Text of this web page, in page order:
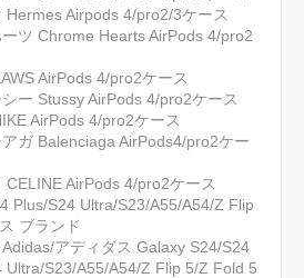
Hermes Airpods 4/pro2/3ケース
ーツ Chrome Hearts AirPods 4/pro2
AirPods 4/pro2ケース
ー Stussy AirPods 4/pro2ケース
AirPods 4/pro2ケース
ガ Balenciaga AirPods4/pro2ケー
CELINE AirPods 4/pro2ケース
Plus/S24 Ultra/S23/A55/A54/Z Flip
ブランド
アディダス Galaxy S24/S24
Ultra/S23/A55/A54/Z Flip 5/Z Fold 5